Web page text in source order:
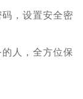
，设置安全密
人，全方位保